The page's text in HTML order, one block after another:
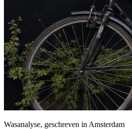
Wasanalyse, geschreven in Amsterdam